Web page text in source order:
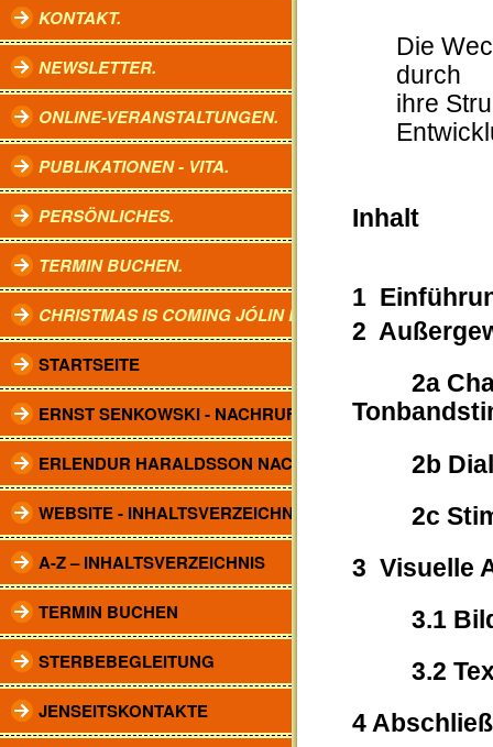
KONTAKT.
NEWSLETTER.
ONLINE-VERANSTALTUNGEN.
PUBLIKATIONEN - VITA.
PERSÖNLICHES.
TERMIN BUCHEN.
CHRISTMAS IS COMING JÓLIN KOMA.
STARTSEITE
ERNST SENKOWSKI - NACHRUF
ERLENDUR HARALDSSON NACHRUF
WEBSITE - INHALTSVERZEICHNIS
A-Z – INHALTSVERZEICHNIS
TERMIN BUCHEN
STERBEBEGLEITUNG
JENSEITSKONTAKTE
Die
durch
ihre
Inhalt
1
2
2a
2b
2c
3 Visuelle
3.1
3.2
4